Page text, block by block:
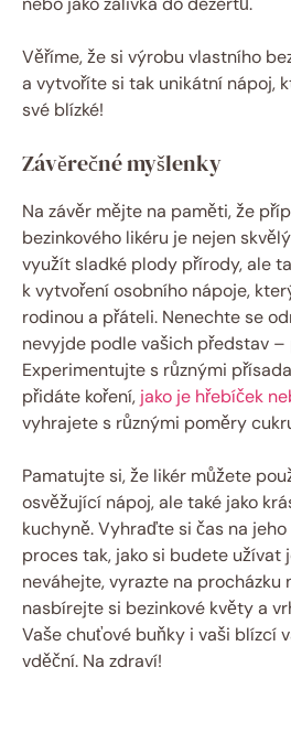
Věříme, že si výrobu vlastního
a vytvoříte si tak unikátní nápoj,
své blízké!
Závěrečné myšlenky
Na závěr mějte na paměti, že
bezinkového likéru je nejen
využít sladké plody přírody, ale
k vytvoření osobního nápoje,
rodinou a přáteli. Nenechte se
nevyjde podle vašich představ
Experimentujte s různými
přidáte koření, jako je hřebíček
vyhrajete s různými poměry
Pamatujte si, že likér můžete
osvěžující nápoj, ale také jako
kuchyně. Vyhraďte si čas na
proces tak, jako si budete užívat
neváhejte, vyrazte na procházku
nasbírejte si bezinkové květy a
Vaše chuťové buňky i vaši blízcí
vděční. Na zdraví!